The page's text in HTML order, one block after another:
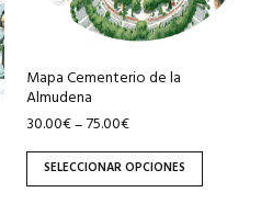
Mapa Cementerio de la
Almudena
30.00€–75.00€
SELECCIONAR OPCIONES
elegir
en
la
página
de